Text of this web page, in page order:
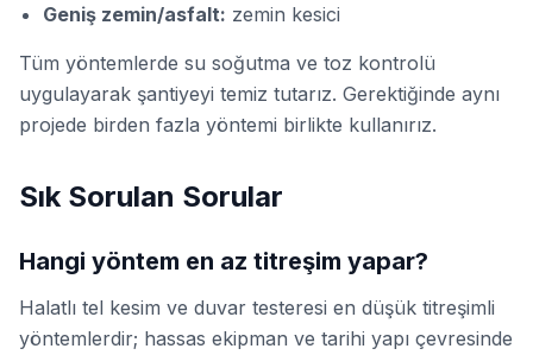
Geniş zemin/asfalt: zemin kesici
Tüm yöntemlerde su soğutma ve toz kontrolü
uygulayarak şantiyeyi temiz tutarız. Gerektiğinde aynı
projede birden fazla yöntemi birlikte kullanırız.
Sık Sorulan Sorular
Hangi yöntem en az titreşim yapar?
Halatlı tel kesim ve duvar testeresi en düşük titreşimli
yöntemlerdir; hassas ekipman ve tarihi yapı çevresinde